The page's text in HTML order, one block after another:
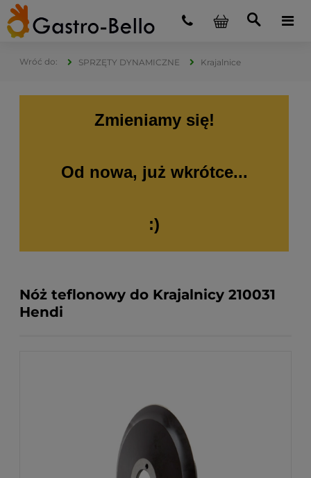
SPRZĘTY DYNAMICZNE Krajalnice
Zmieniamy się!
Od nowa, już wkrótce...
:)
Nóż teflonowy do Krajalnicy 210031
Hendi